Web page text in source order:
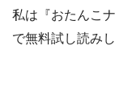
私は『おたんこ
で無料試し読み